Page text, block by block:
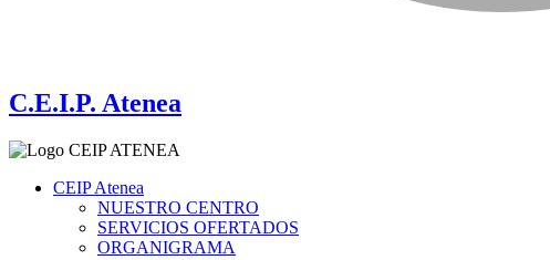
C.E.I.P. Atenea
CEIP Atenea
NUESTRO CENTRO
SERVICIOS OFERTADOS
ORGANIGRAMA